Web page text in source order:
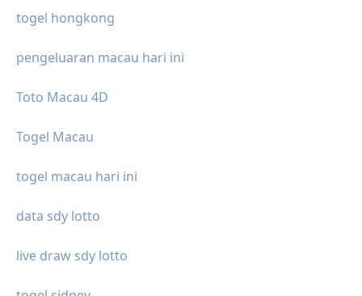
togel hongkong
pengeluaran macau hari ini
Toto Macau 4D
Togel Macau
togel macau hari ini
data sdy lotto
live draw sdy lotto